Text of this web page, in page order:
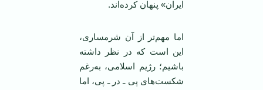
ایران» پنهان کرده‌اند.
اما مهم‌تر از آن شرمساری،
این است که در نظر داشته
باشیم؛ رژیم اسلامی، به‌رغم
شکست‌های پی ـ در ـ پی، اما